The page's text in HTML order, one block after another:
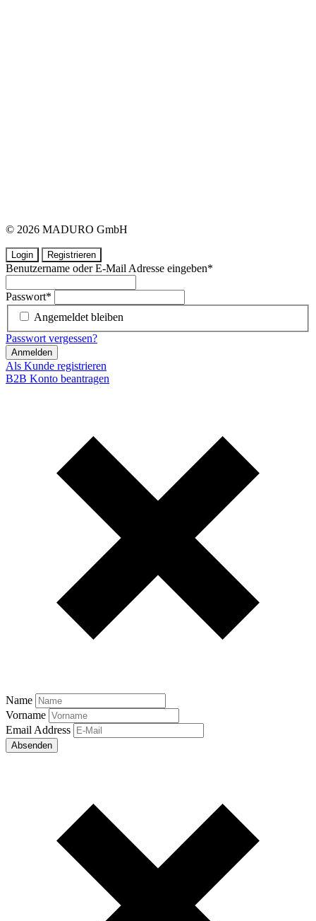
© 2026 MADURO GmbH
Login Registrieren
Benutzername oder E-Mail Adresse eingeben*
Passwort*
Angemeldet bleiben
Passwort vergessen?
Anmelden
Als Kunde registrieren
B2B Konto beantragen
Name
Vorname
Email Address